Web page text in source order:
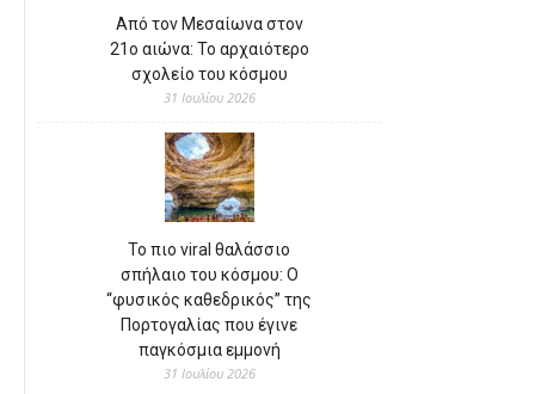
Από τον Μεσαίωνα στον
21ο αιώνα: Το αρχαιότερο
σχολείο του κόσμου
31 Ιουλίου 2026
Το πιο viral θαλάσσιο
σπήλαιο του κόσμου: Ο
“φυσικός καθεδρικός” της
Πορτογαλίας που έγινε
παγκόσμια εμμονή
31 Ιουλίου 2026